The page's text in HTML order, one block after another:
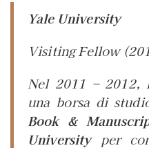
Yale University
Visiting Fellow
Nel 2011 – 2012,
una borsa di
Book &
Universityper